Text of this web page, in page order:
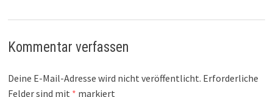
Kommentar verfassen
Deine E-Mail-Adresse wird nicht veröffentlicht. Erforderliche
Felder sind mit * markiert